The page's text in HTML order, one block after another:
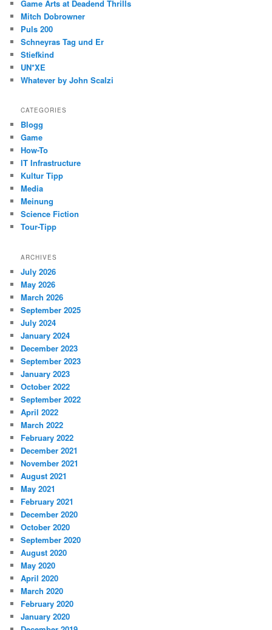
Game Arts at Deadend Thrills
Mitch Dobrowner
Puls 200
Schneyras Tag und Er
Stiefkind
UN*XE
Whatever by John Scalzi
CATEGORIES
Blogg
Game
How-To
IT Infrastructure
Kultur Tipp
Media
Meinung
Science Fiction
Tour-Tipp
ARCHIVES
July 2026
May 2026
March 2026
September 2025
July 2024
January 2024
December 2023
September 2023
January 2023
October 2022
September 2022
April 2022
March 2022
February 2022
December 2021
November 2021
August 2021
May 2021
February 2021
December 2020
October 2020
September 2020
August 2020
May 2020
April 2020
March 2020
February 2020
January 2020